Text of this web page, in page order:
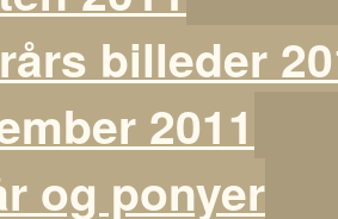
billeder
2011
og ponyer